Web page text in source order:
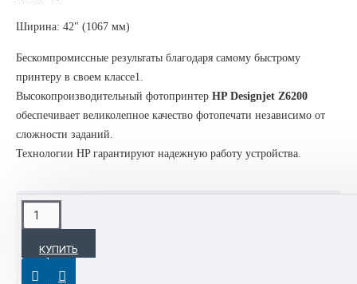
Ширина: 42" (1067 мм)
Бескомпромиссные результаты благодаря самому быстрому
принтеру в своем классе1.
Высокопроизводительный фотопринтер HP Designjet Z6200
обеспечивает великолепное качество фотопечати независимо от
сложности заданий.
Технологии HP гарантируют надежную работу устройства.
КУПИТЬ
Расширение возможностей: новые фоточернила HP
обеспечивают печать фотографий высочайшего качества,